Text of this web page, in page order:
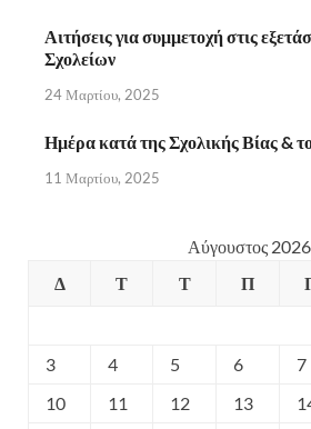
Αιτήσεις για συμμετοχή στις
Σχολείων
24 Μαρτίου, 2025
Ημέρα κατά της Σχολικής Βίας &
11 Μαρτίου, 2025
Αύγουστος 2026
Δ
Τ Τ Π
3
4 5 6 7
10
11 12 13